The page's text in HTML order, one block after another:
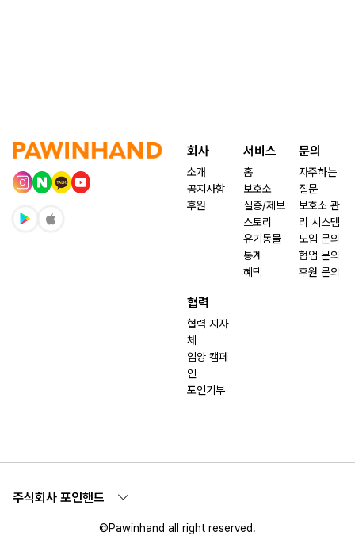
회사
소개
공지사항
후원
서비스
홈
보호소
실종/제보
스토리
유기동물
통계
혜택
문의
자주하는
질문
보호소 관
리 시스템
도입 문의
협업 문의
후원 문의
협력
협력 지자
체
입양 캠페
인
포인기부
주식회사 포인핸드
©Pawinhand all right reserved.